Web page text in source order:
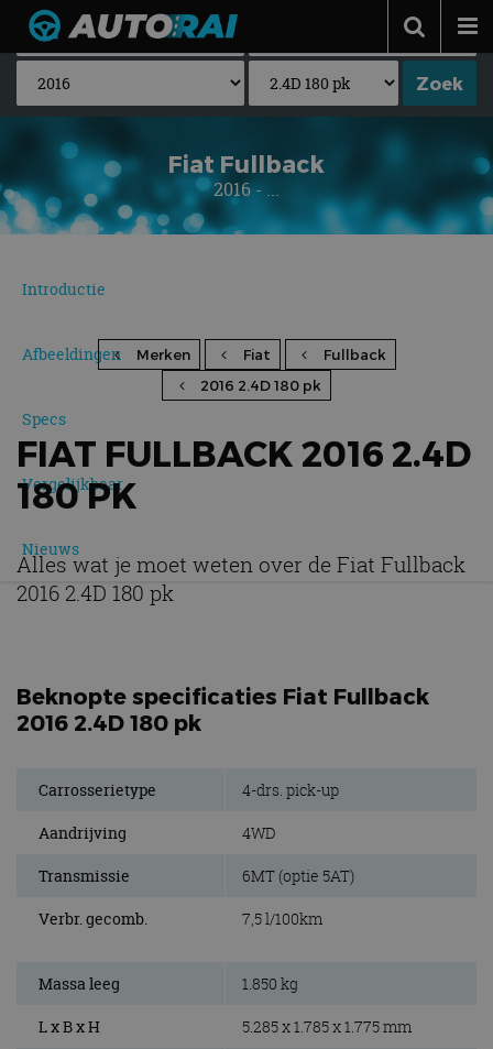
Autonieuws
Podcast
Autotests
Automerken
Adverteren
Contact
Fiat Fullback
2016 - ...
Introductie
Afbeeldingen
Specs
Vergelijkbaar
Nieuws
Merken Fiat
Fullback
2016 2.4D 180 pk
FIAT FULLBACK 2016 2.4D
180 PK
Alles wat je moet weten over de Fiat Fullback
2016 2.4D 180 pk
Beknopte specificaties Fiat Fullback
2016 2.4D 180 pk
Carrosserietype 4-drs. pick-up
Aandrijving 4WD
Transmissie 6MT (optie 5AT)
Verbr. gecomb. 7,5 l/100km
Massa leeg 1.850 kg
L x B x H 5.285 x 1.785 x 1.775 mm